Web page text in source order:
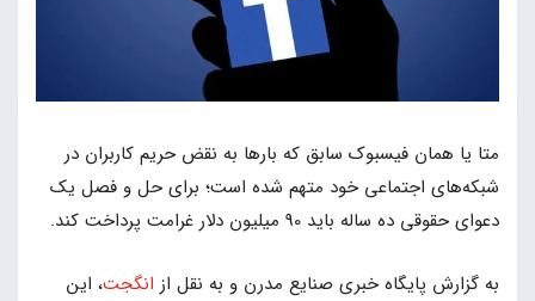
متا یا همان فیسبوک سابق که بارها به نقض حریم کاربران در
شبکه‌های اجتماعی خود متهم شده است؛ برای حل و فصل یک
دعوای حقوقی ده ساله باید 90 میلیون دلار غرامت پرداخت کند.
به گزارش پایگاه خبری صنایع مدرن و به نقل از انگجت، این